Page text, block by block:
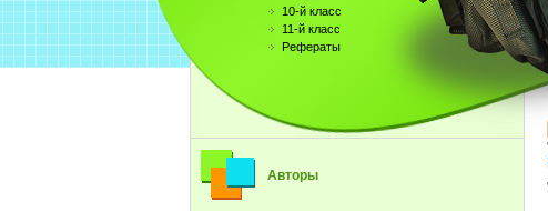
10-й класс
11-й класс
Рефераты
Авторы